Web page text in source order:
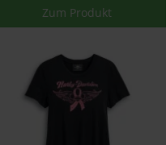
Zum Produkt